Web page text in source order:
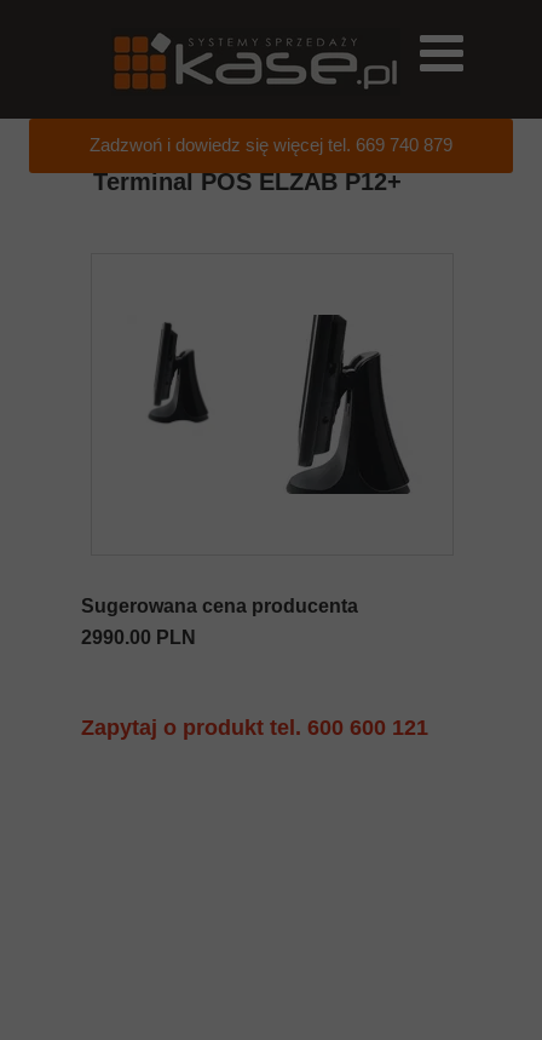
Zadzwoń i dowiedz się więcej tel. 669 740 879
Sugerowana cena producenta
2990.00 PLN
Zapytaj o produkt tel. 600 600 121
Terminal POS ELZAB P12+